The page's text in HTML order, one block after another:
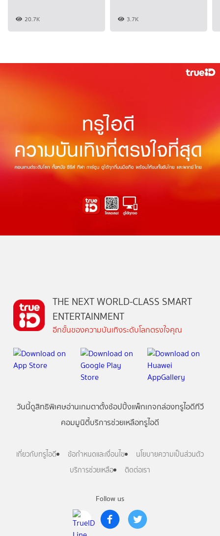
20.7K 3.7K
Follow us
THE NEXT WORLD-CLASS SMART
ENTERTAINMENT
อีกขั้นของความบันเทิงระดับโลกตรงใจคุณ
วันนี้ดูสิทธิพิเศษอ่านเกมตาตั้งช้อปปิ้งแพ็กเกจกล่องทรูไอดีทีวี
คอมมูนิตี้บริการช่วยเหลือทรูไอดี
เกี่ยวกับทรูไอดี ข้อกำหนดและเงื่อนไข
นโยบายความเป็นส่วนตัว
บริการช่วยเหลือ
ติดต่อเรา